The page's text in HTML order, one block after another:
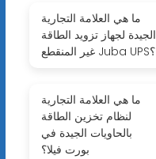
ما هي العلامة التجارية
الجيدة لجهاز تزويد الطاقة
غير المنقطع Juba UPS؟
ما هي العلامة التجارية
لنظام تخزين الطاقة
بالحاويات الجيدة في
بورت فيلا؟